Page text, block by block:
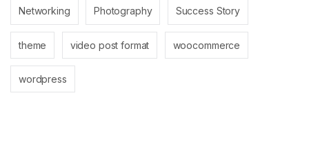
Networking Photography Success Story
theme video post format woocommerce
wordpress